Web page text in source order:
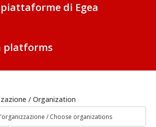
di Egea
platforms
/ Organization